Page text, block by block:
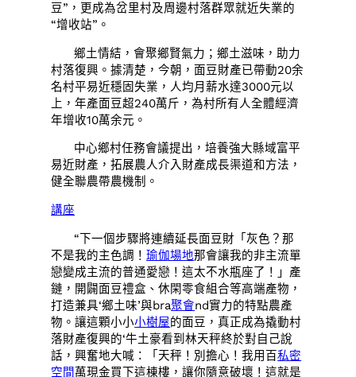
豆”，更成為岔里村及周邊村落群眾就近失業的
“增收站”。
鄉土情結，會聚鄉賢氣力；鄉土滋味，助力
村落復興。據清楚，今朝，面豆財產已帶動20余
名村平易近穩固失業，人均月薪水達3000元以
上，年產面豆超240萬斤，為村所有人全體經濟
年增收10萬余元。
中心鄉村任務會議提出，培養強大縣域富平
易近財產，拓展農人介入財產成長渠道和方法，
健全聯農帶農機制。
講座
“下一個步驟將連續延長面豆財「灰色？那
不是我的主色調！瑜伽場地那會讓我的非主流單
戀變成主流的普通愛戀！這太不水瓶座了！」產
鏈，開闢面豆禮盒、休閑零食組合等高端產物，
打造兼具‘鄉土味’與bra聚會nd實力的特點農產
物。讓這顆小小小樹屋的面豆，真正成為撬動村
落財產復興的‘牛土豪看到林天秤終於對自己說
話，興奮地大喊：「天秤！別擔心！我用百私密
空間萬現金買下這棟樓，讓你隨意破壞！這就是